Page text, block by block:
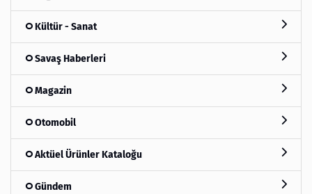
Kültür - Sanat
Savaş Haberleri
Magazin
Otomobil
Aktüel Ürünler Kataloğu
Gündem